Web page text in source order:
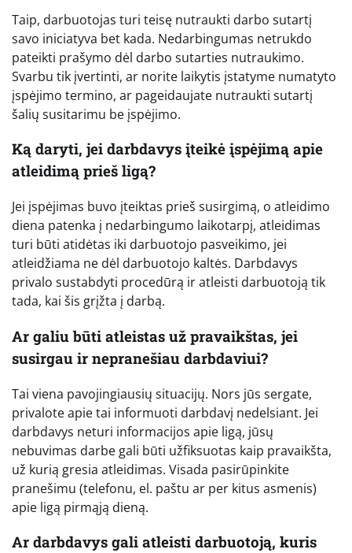
Taip, darbuotojas turi teisę nutraukti darbo sutartį
savo iniciatyva bet kada. Nedarbingumas netrukdo
pateikti prašymo dėl darbo sutarties nutraukimo.
Svarbu tik įvertinti, ar norite laikytis įstatyme numatyto
įspėjimo termino, ar pageidaujate nutraukti sutartį
šalių susitarimu be įspėjimo.
Ką daryti, jei darbdavys įteikė įspėjimą apie
atleidimą prieš ligą?
Jei įspėjimas buvo įteiktas prieš susirgimą, o atleidimo
diena patenka į nedarbingumo laikotarpį, atleidimas
turi būti atidėtas iki darbuotojo pasveikimo, jei
atleidžiama ne dėl darbuotojo kaltės. Darbdavys
privalo sustabdyti procedūrą ir atleisti darbuotoją tik
tada, kai šis grįžta į darbą.
Ar galiu būti atleistas už pravaikštas, jei
susirgau ir nepranešiau darbdaviui?
Tai viena pavojingiausių situacijų. Nors jūs sergate,
privalote apie tai informuoti darbdavį nedelsiant. Jei
darbdavys neturi informacijos apie ligą, jūsų
nebuvimas darbe gali būti užfiksuotas kaip pravaikšta,
už kurią gresia atleidimas. Visada pasirūpinkite
pranešimu (telefonu, el. paštu ar per kitus asmenis)
apie ligą pirmąją dieną.
Ar darbdavys gali atleisti darbuotoją, kuris